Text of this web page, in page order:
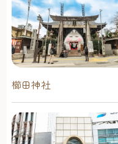
櫛田神社